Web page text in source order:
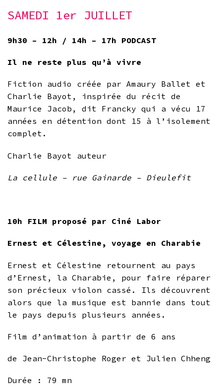
SAMEDI 1er JUILLET
9h30 – 12h / 14h – 17h PODCAST
Il ne reste plus qu’à vivre
Fiction audio créée par Amaury Ballet et
Charlie Bayot, inspirée du récit de
Maurice Jacob, dit Francky qui a vécu 17
années en détention dont 15 à l’isolement
complet.
Charlie Bayot auteur
La cellule – rue Gainarde – Dieulefit
10h FILM proposé par Ciné Labor
Ernest et Célestine, voyage en Charabie
Ernest et Célestine retournent au pays
d’Ernest, la Charabie, pour faire réparer
son précieux violon cassé. Ils découvrent
alors que la musique est bannie dans tout
le pays depuis plusieurs années.
Film d’animation à partir de 6 ans
de Jean-Christophe Roger et Julien Chheng
Durée : 79 mn